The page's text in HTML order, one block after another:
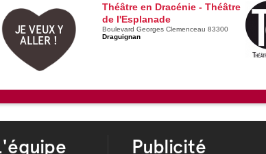
JE VEUX Y
ALLER !
Théâtre en Dracénie - Théâtre
de l'Esplanade
Boulevard Georges Clemenceau 83300
Draguignan
Publicité